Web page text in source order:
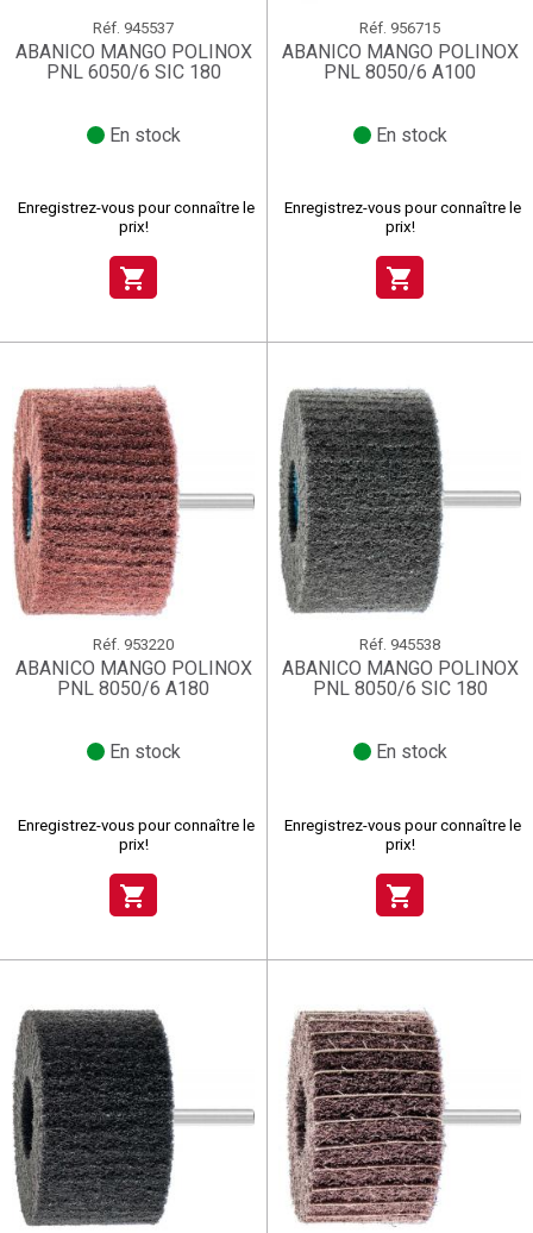
Réf. 945537
ABANICO MANGO POLINOX
PNL 6050/6 SIC 180
En stock
Enregistrez-vous pour connaître le
prix!
shopping_cart
Réf. 956715
ABANICO MANGO POLINOX
PNL 8050/6 A100
En stock
Enregistrez-vous pour connaître le
prix!
shopping_cart
Réf. 953220
ABANICO MANGO POLINOX
PNL 8050/6 A180
En stock
Enregistrez-vous pour connaître le
prix!
shopping_cart
Réf. 945538
ABANICO MANGO POLINOX
PNL 8050/6 SIC 180
En stock
Enregistrez-vous pour connaître le
prix!
shopping_cart